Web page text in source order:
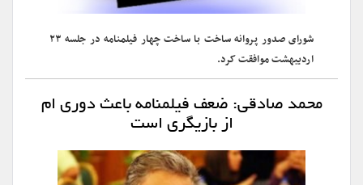
شورای صدور پروانه ساخت با ساخت چهار فیلمنامه در جلسه ۲۳
اردیبهشت موافقت کرد.
محمد صادقی: ضعف فیلمنامه باعث دوری ام
از بازیگری است